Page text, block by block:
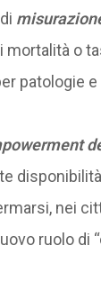
mortalità o
patologie
nei
ruolo di